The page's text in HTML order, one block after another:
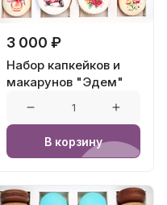
3 000 ₽
Набор капкейков и
макарунов "Эдем"
В корзину